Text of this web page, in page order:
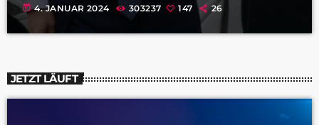
today 4. JANUAR 2024 303237 147 26
JETZT LÄUFT